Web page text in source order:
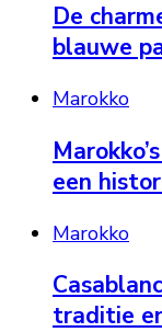
De
blauwe
Marokko
een
Marokko
traditie